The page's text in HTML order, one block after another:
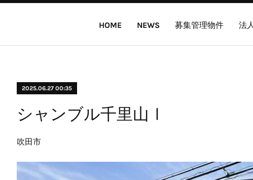
HOME NEWS 募集管理物件 法
2025.06.27 00:35
シャンブル千里山Ⅰ
吹田市